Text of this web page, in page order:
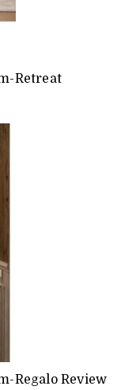
Retreat
Regalo Review